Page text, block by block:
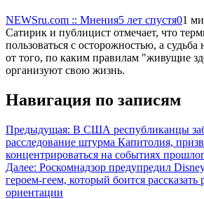
NEWSru.com :: Мнения5 лет спустя01
Сатирик и публицист отмечает, что
пользоваться с осторожностью, а судьба
от того, по каким правилам "живущие
организуют свою жизнь.
Навигация по записям
Предыдущая: В США республиканцы
расследование штурма Капитолия,
концентрироваться на событиях
Далее: Роскомнадзор предупредил
героем-геем, который боится рассказать
ориентации